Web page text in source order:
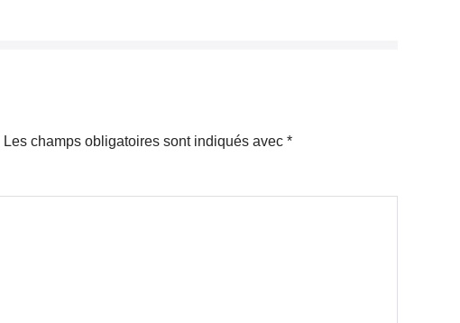
Les champs obligatoires sont indiqués avec *